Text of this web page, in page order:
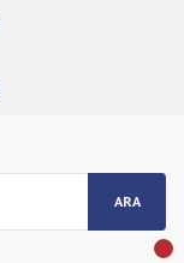
ARA